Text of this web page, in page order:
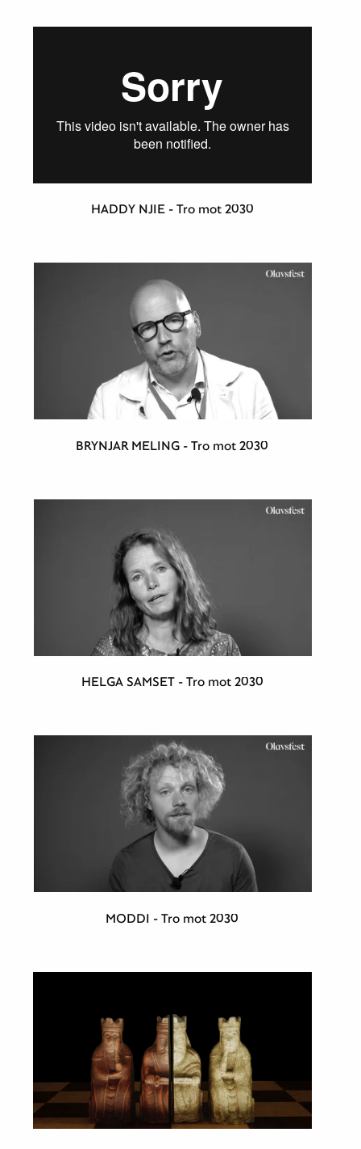
HADDY NJIE - Tro mot 2030
BRYNJAR MELING - Tro mot 2030
HELGA SAMSET - Tro mot 2030
MODDI - Tro mot 2030